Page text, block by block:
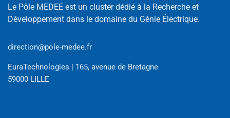
Le Pôle MEDEE est un cluster dédié à la Recherche et
Développement dans le domaine du Génie Électrique.
direction@pole-medee.fr
EuraTechnologies | 165, avenue de Bretagne
59000 LILLE